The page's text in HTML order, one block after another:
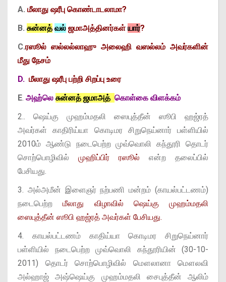
A. மீலாது ஷரீபு கொண்டாடலாமா?
B. சுன்னத் வல் ஜமாஅத்தினர்கள் யார்?
C.ரஸூல் ஸல்லல்லாஹு அலைஹி வஸல்லம் அவர்களின்
மீது நேசம்
D. மீலாது ஷரீபு பற்றி சிறப்பு உரை
E. அஹ்லெ சுன்னத் ஜமாஅத் கொள்கை விளக்கம்
2.. ஷெய்கு முஹம்மதலி ஸைபுத்தீன் ஸூபி ஹஜ்ரத்
அவர்கள் காதிரிய்யா கொடிமர சிறுநெய்னார் பள்ளியில்
2010ம் ஆண்டு நடைபெற்ற முவ்வொலி கந்தூரி தொடர்
சொற்பொழிவில் முஹிப்பிர் ரஸூல் என்ற தலைப்பில்
பேசியது.
3. அல்அமீன் இளைஞர் நற்பணி மன்றம் (காயல்பட்டணம்)
நடைபெற்றமீலாது விழாவில் ஷெய்கு முஹம்மதலி
ஸைபுத்தீன் ஸூபி ஹஜ்ரத் அவர்கள் பேசியது.
4. காயல்பட்டணம் காதிய்யா கொடிமர சிறுநெய்னார்
பள்ளியில் நடைபெற்ற முவ்வொலி கந்தூரியின் (30-10-
2011) தொடர் சொற்பொழிவில் மௌலானா மௌலவி
அல்ஹாஜ் அஷ்ஷெய்கு முஹம்மதலி சைபுத்தீன் ஆலிம்